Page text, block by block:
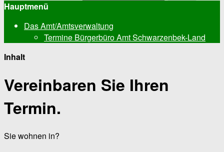
Hauptmenü
Das Amt/Amtsverwaltung
Termine Bürgerbüro Amt Schwarzenbek-Land
Inhalt
Vereinbaren Sie Ihren
Termin.
Sie wohnen in?